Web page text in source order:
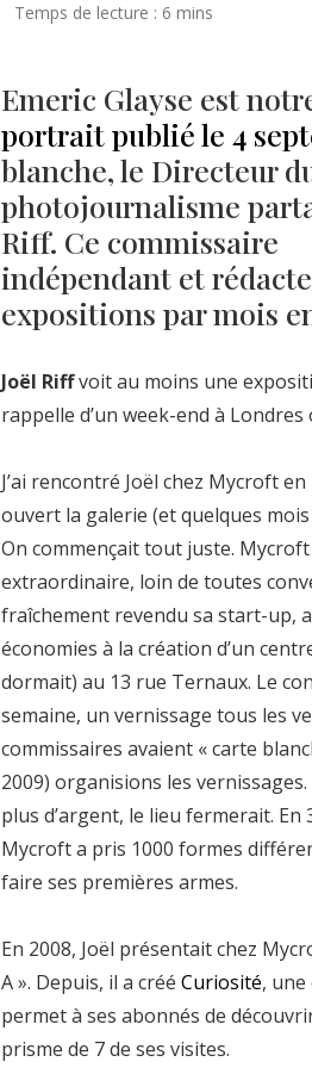
Emeric Glayse est
portrait publié le 4
blanche, le Directeur
photojournalisme
Riff. Ce commissaire
indépendant et
expositions par mois
Joël Riffvoit au moins une
rappelle d’un week-end à
J’ai rencontré Joël chez Mycroft
ouvert la galerie (et quelques
On commençait tout juste.
extraordinaire, loin de toutes
fraîchement revendu sa start-up,
économies à la création d’un
dormait) au 13 rue Ternaux. Le
semaine, un vernissage tous les
commissaires avaient « carte
2009) organisions les
plus d’argent, le lieu fermerait.
Mycroft a pris 1000 formes
faire ses premières armes.
En 2008, Joël présentait chez
A ». Depuis, il a créé Curiosité,
permet à ses abonnés de
prisme de 7 de ses visites.